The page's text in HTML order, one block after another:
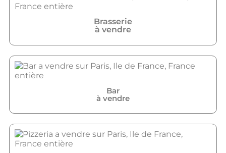
Brasserie
à vendre
Bar
à vendre